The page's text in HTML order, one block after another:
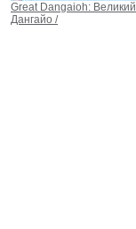
Great Dangaioh: Великий
Дангайо /